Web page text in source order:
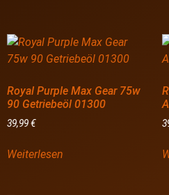
Royal Purple Max Gear 75w
90 Getriebeöl 01300
39,99€
Weiterlesen